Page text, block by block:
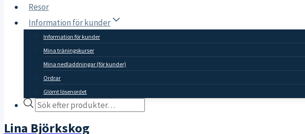
Resor
Information för kunder
Information för kunder
Mina träningskurser
Mina nedladdningar (för kunder)
Ordrar
Glömt lösenordet
Products
Lina Björkskog